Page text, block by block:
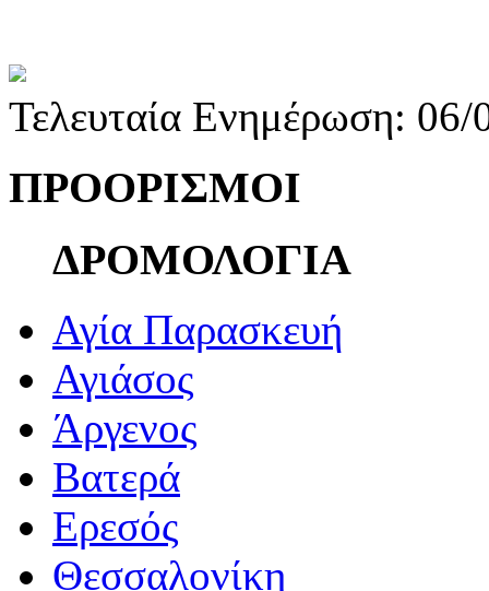
Τελευταία Ενημέρωση:
ΠΡΟΟΡΙΣΜΟΙ
ΔΡΟΜΟΛΟΓΙΑ
Αγία Παρασκευή
Αγιάσος
Άργενος
Βατερά
Ερεσός
Θεσσαλονίκη